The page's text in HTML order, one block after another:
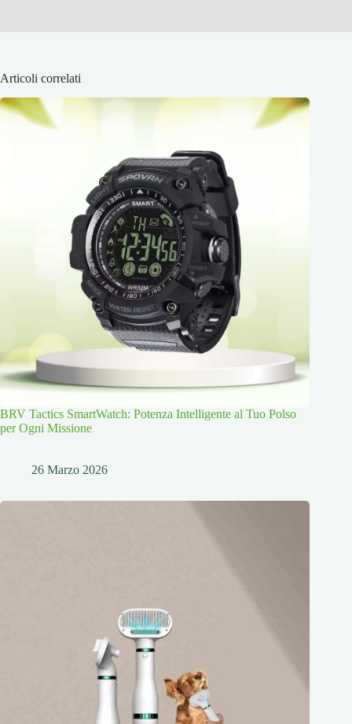
Articoli correlati
BRV Tactics SmartWatch: Potenza Intelligente al Tuo Polso
per Ogni Missione
26 Marzo 2026